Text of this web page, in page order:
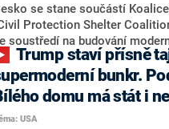
se stane součástí
Protection Shelter
soustředí na budování
ukrajinské obyvatelstvo.
Jan Brodský redakci
že připojení definitivně
zahraničí Petr Macinka
zařadí k největším
bunkr.
domu má stát i
USA